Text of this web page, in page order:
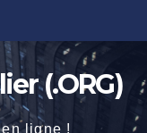
(.ORG)
ligne !